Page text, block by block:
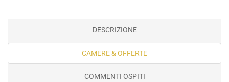
DESCRIZIONE
CAMERE & OFFERTE
COMMENTI OSPITI